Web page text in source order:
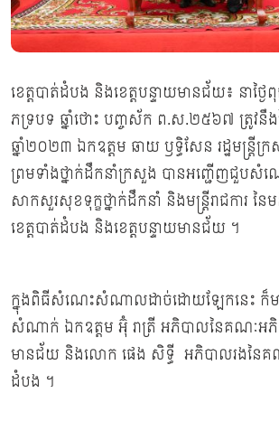
ខេត្តបាត់ដំបង និងខេត្តបន្ទាយមានជ័យ៖ នាថ្ង
ភទ្របទ ឆ្នាំថោះ បញ្ចស័ក ព.ស.២៥៦៧ ត្រូវនឹង
ឆ្នាំ២០២៣ ឯកឧត្តម ឆាយ ឫទ្ធិសែន រដ្ឋមន្រ្ដី
ព្រមទាំងថ្នាក់ដឹកនាំក្រសួង បានអញ្ជើញជួ
សាកសួរសុខទុក្ខថ្នាក់ដឹកនាំ និងមន្ត្រីរាជការ នៃ
ខេត្តបាត់ដំបង និងខេត្តបន្ទាយមានជ័យ ។
ក្នុងពិធីសំណេះសំណាលដាច់ដោយឡែកនេះ ក៏ម
សំណាក់ ឯកឧត្ដម អ៊ុំ រាត្រី អភិបាលនៃគណៈអភិ
មានជ័យ និងលោក ផេង សិទ្ធី អភិបាលរងនៃគ
ដំបង ។